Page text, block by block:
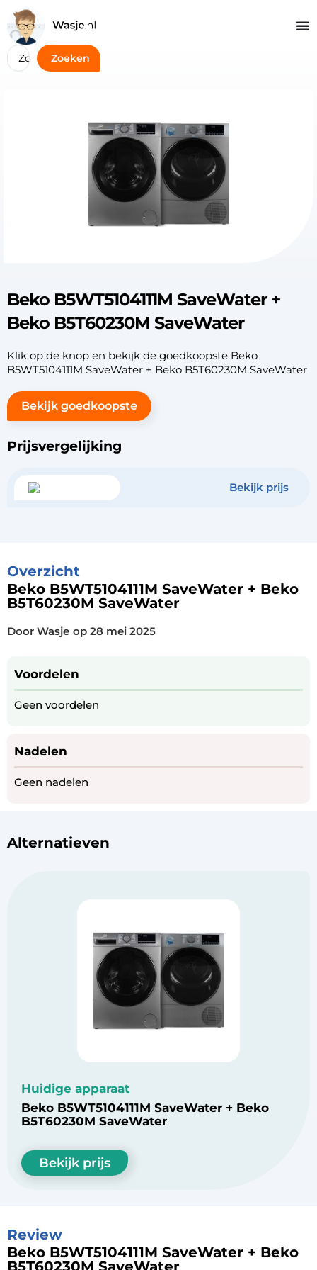
Zoeken
Beko B5WT5104111M SaveWater +
Beko B5T60230M SaveWater
Klik op de knop en bekijk de goedkoopste Beko
B5WT5104111M SaveWater + Beko B5T60230M SaveWater
Bekijk goedkoopste
Prijsvergelijking
Bekijk prijs
Overzicht
Beko B5WT5104111M SaveWater + Beko
B5T60230M SaveWater
Door Wasje op 28 mei 2025
Voordelen
Geen voordelen
Nadelen
Geen nadelen
Alternatieven
Huidige apparaat
Beko B5WT5104111M SaveWater + Beko
B5T60230M SaveWater
Bekijk prijs
Review
Beko B5WT5104111M SaveWater + Beko
B5T60230M SaveWater